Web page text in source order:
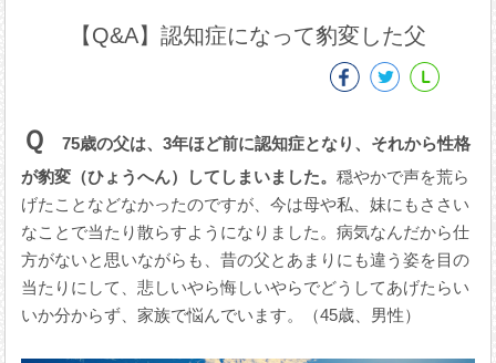
【Q&A】認知症になって豹変した父
Ｑ
75歳の父は、3年ほど前に認知症となり、それから性格
が豹変（ひょうへん）してしまいました。 穏やかで声を荒ら
げたことなどなかったのですが、今は母や私、妹にもささい
なことで当たり散らすようになりました。病気なんだから仕
方がないと思いながらも、昔の父とあまりにも違う姿を目の
当たりにして、悲しいやら悔しいやらでどうしてあげたらい
いか分からず、家族で悩んでいます。（45歳、男性）